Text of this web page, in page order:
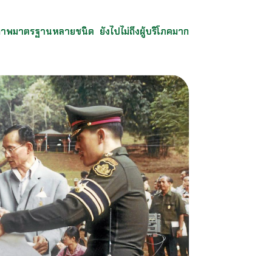
พมาตรฐานหลายชนิด ยังไปไม่ถึงผู้บริโภคมาก